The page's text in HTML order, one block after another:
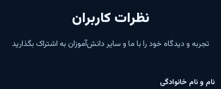
نظرات کاربران
تجربه و دیدگاه خود را با ما و سایر دانش‌آموزان به اشتراک بگذارید
نام و نام خانوادگی